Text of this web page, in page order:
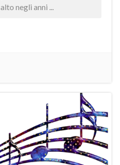
negli anni ...